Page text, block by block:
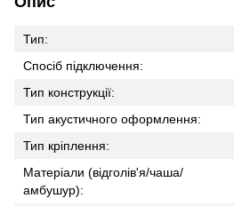
Тип:
Спосіб підключення:
Тип конструкції:
Тип акустичного оформлення:
Тип кріплення:
Матеріали (відголів'я/чаша/
амбушур):